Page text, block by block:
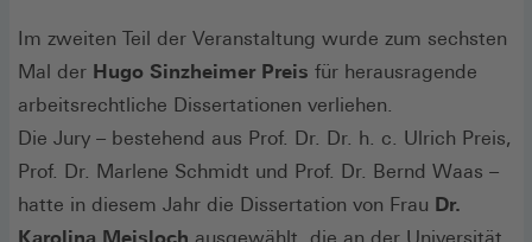
Im zweiten Teil der Veranstaltung wurde zum sechsten
Mal der Hugo Sinzheimer Preis für herausragende
arbeitsrechtliche Dissertationen verliehen.
Die Jury – bestehend aus Prof. Dr. Dr. h. c. Ulrich Preis,
Prof. Dr. Marlene Schmidt und Prof. Dr. Bernd Waas –
hatte in diesem Jahr die Dissertation von Frau Dr.
Karolina Meisloch ausgewählt, die an der Universität